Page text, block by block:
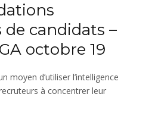
candidats –
octobre 19
moyen d’utiliser l’intelligence
à concentrer leur